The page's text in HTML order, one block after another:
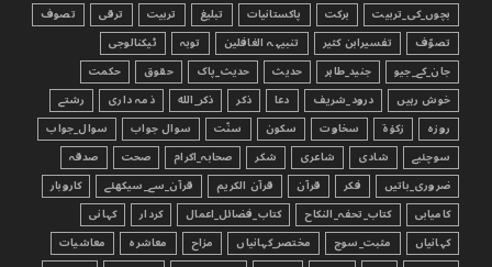
بچوں_کی_تربیت
برکت پاکستانیات تبليغ تربیت ترقی
تصوف
تصوّف
تفسیرابن کثیر تنبیہہ الغافلین توبہ
ٹیکنالوجی
جان_کے_جیو
جنید_طاہر حدیث حدیث_پاک حقوق
حکمت
خوش رہیں
درود_شریف دعا ذکر ذکر_الله ذمہ داری
رشتے
روزہ
زکوٰۃ سخاوت سکون سنّت سوال جواب
سوال_جواب
سوچئیے
شادی شاعری شکر صحابہ_اکرام صحت
صدقہ
ضروری_باتیں
فکر قرآن قرآن الکریم قرآن_سے_سیکھئے
کاروبار
کامیابی
کتاب_تحفہ_النکاح کتاب_فضائل_اعمال کردار
کہانی
کہانیاں
مثبت_سوچ مختصر_کہانیاں مزاح معاشرہ
معاشیات